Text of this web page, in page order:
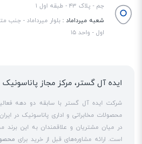
جم - پلاک ۴۳ - طبقه اول ۱
شعبه میرداماد : بلوار میرداماد - جنب
اول - واحد ۱۵
ایده آل گستر، مرکز مجاز پاناسونیک
شرکت ایده آل گستر با سابقه دو دهه
محصولات مخابراتی و اداری
است. ارائه مشاوره‌های قبل از خرید برای